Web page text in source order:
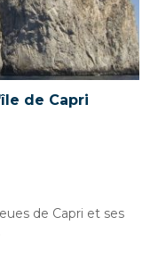
de Capri
de Capri et ses